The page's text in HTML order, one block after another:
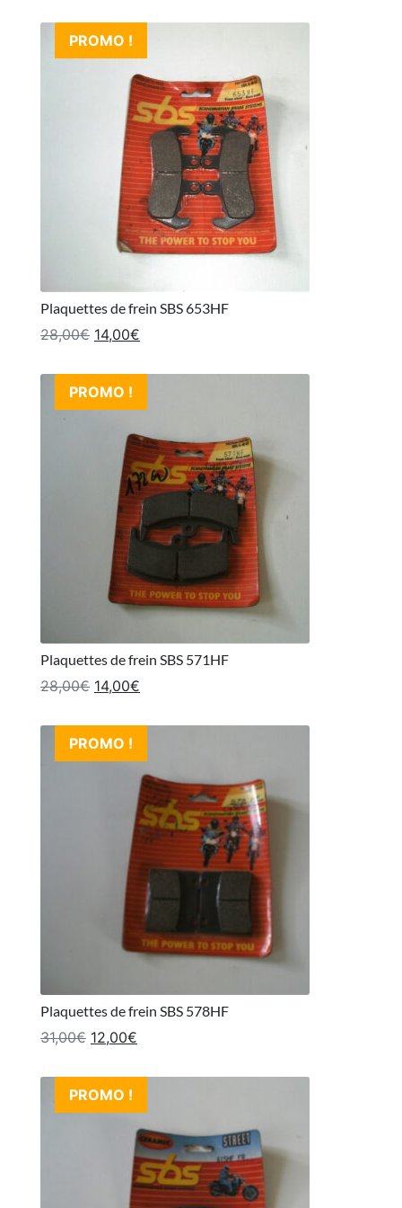
PROMO !
Plaquettes de frein SBS 653HF
28,00€ Le prix initial était : 28,00€.
14,00€
PROMO !
Plaquettes de frein SBS 571HF
28,00€ Le prix initial était : 28,00€.
14,00€
PROMO !
Plaquettes de frein SBS 578HF
31,00€ Le prix initial était : 31,00€.
12,00€
PROMO !